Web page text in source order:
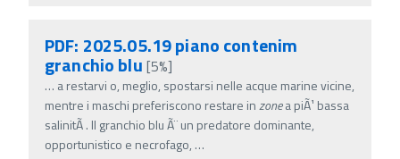
PDF: 2025.05.19 piano contenim
granchio blu [5%]
… a restarvi o, meglio, spostarsi nelle acque marine vicine,
mentre i maschi preferiscono restare inzonea piÃ¹ bassa
salinitÃ . Il granchio blu Ã¨ un predatore dominante,
opportunistico e necrofago, …